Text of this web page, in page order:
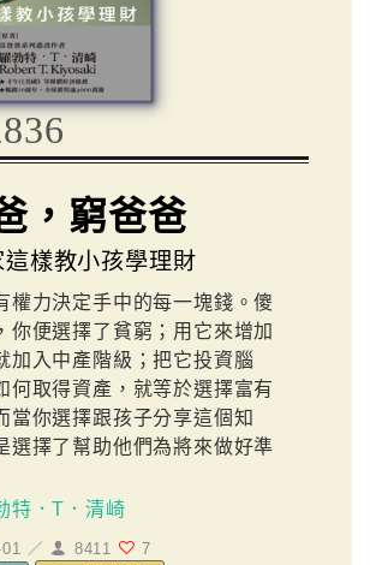
836
，窮爸爸
這樣教小孩學理財
權力決定手中的每一塊錢。傻
你便選擇了貧窮；用它來增加
加入中產階級；把它投資腦
何取得資產，就等於選擇富有
當你選擇跟孩子分享這個知
選擇了幫助他們為將來做好準
特．T．清崎
／ 8411 7